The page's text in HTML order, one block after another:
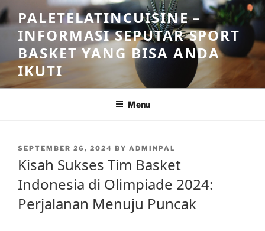
Skip
to
content
PALETELATINCUISINE –
INFORMASI SEPUTAR SPORT
BASKET YANG BISA ANDA
IKUTI
Menu
POSTED
ON
SEPTEMBER 26, 2024 BY ADMINPAL
Kisah Sukses Tim Basket
Indonesia di Olimpiade 2024:
Perjalanan Menuju Puncak